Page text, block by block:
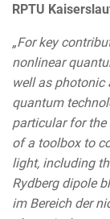
RPTU
„For key
nonlinear
well as photonic
quantum
particular for the
of a toolbox to
light, including
Rydberg dipole
im Bereich der